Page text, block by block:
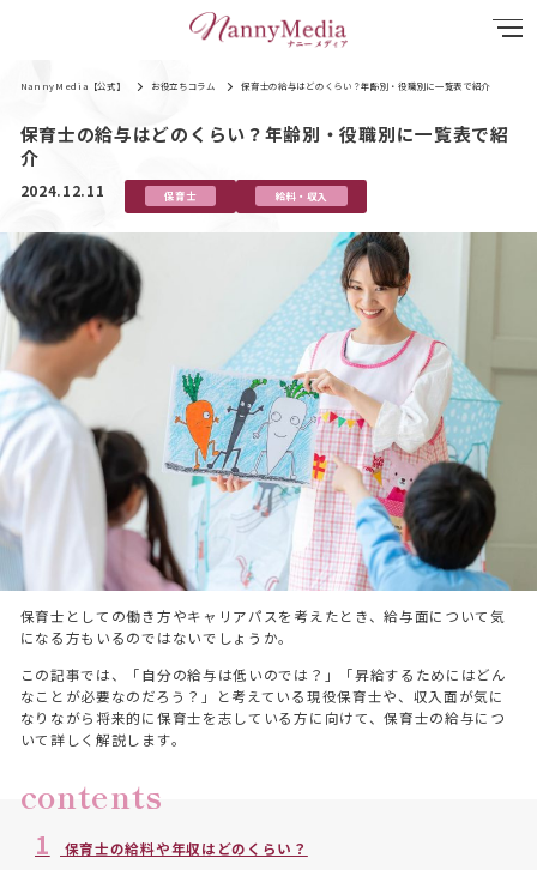
NannyMedia【公式】 お役立ちコラム 保育士の給与はどのくらい？年齢別・役職別に一覧表で紹介
保育士の給与はどのくらい？年齢別・役職別に一覧表で紹
介
2024.12.11 保育士 給料・収入
保育士としての働き方やキャリアパスを考えたとき、給与面について気
になる方もいるのではないでしょうか。
この記事では、「自分の給与は低いのでは？」「昇給するためにはどん
なことが必要なのだろう？」と考えている現役保育士や、収入面が気に
なりながら将来的に保育士を志している方に向けて、保育士の給与につ
いて詳しく解説します。
contents
1 保育士の給料や年収はどのくらい？